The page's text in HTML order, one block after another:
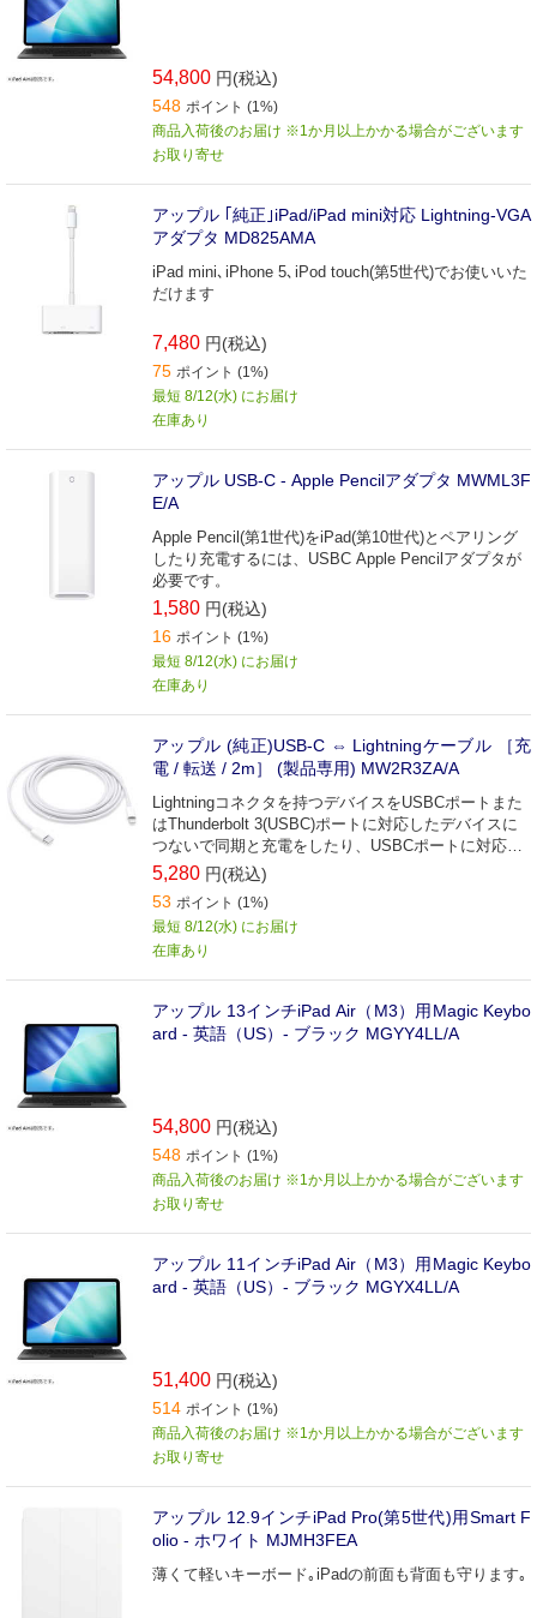
54,800 円(税込)
548 ポイント (1%)
商品入荷後のお届け ※1か月以上かかる場合がございます
お取り寄せ
アップル ｢純正｣iPad/iPad mini対応 Lightning-VGA
アダプタ MD825AMA
iPad mini､iPhone 5､iPod touch(第5世代)でお使いいた
だけます
7,480 円(税込)
75 ポイント (1%)
最短 8/12(水) にお届け
在庫あり
アップル USB-C - Apple Pencilアダプタ MWML3F
E/A
Apple Pencil(第1世代)をiPad(第10世代)とペアリング
したり充電するには、USBC Apple Pencilアダプタが
必要です。
1,580 円(税込)
16 ポイント (1%)
最短 8/12(水) にお届け
在庫あり
アップル (純正)USB-C ⇔ Lightningケーブル ［充
電 / 転送 / 2m］ (製品専用) MW2R3ZA/A
Lightningコネクタを持つデバイスをUSBCポートまた
はThunderbolt 3(USBC)ポートに対応したデバイスに
つないで同期と充電をしたり、USBCポートに対応し
たiPadにつないで充電ができます。
5,280 円(税込)
53 ポイント (1%)
最短 8/12(水) にお届け
在庫あり
アップル 13インチiPad Air（M3）用Magic Keybo
ard - 英語（US）- ブラック MGYY4LL/A
54,800 円(税込)
548 ポイント (1%)
商品入荷後のお届け ※1か月以上かかる場合がございます
お取り寄せ
アップル 11インチiPad Air（M3）用Magic Keybo
ard - 英語（US）- ブラック MGYX4LL/A
51,400 円(税込)
514 ポイント (1%)
商品入荷後のお届け ※1か月以上かかる場合がございます
お取り寄せ
アップル 12.9インチiPad Pro(第5世代)用Smart F
olio - ホワイト MJMH3FEA
薄くて軽いキーボード｡iPadの前面も背面も守ります｡